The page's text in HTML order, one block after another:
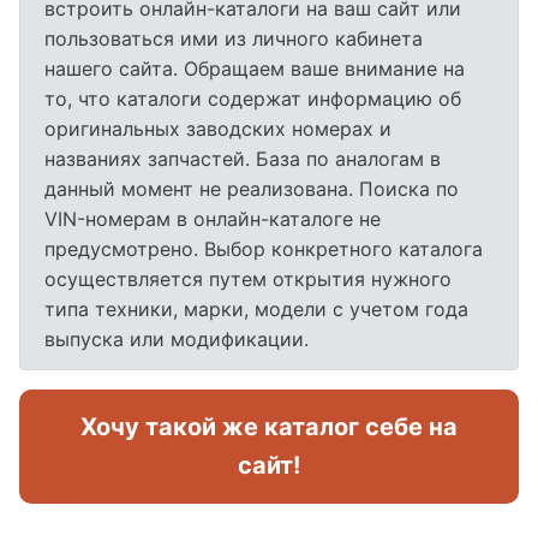
встроить онлайн-каталоги на ваш сайт или
пользоваться ими из личного кабинета
нашего сайта. Обращаем ваше внимание на
то, что каталоги содержат информацию об
оригинальных заводских номерах и
названиях запчастей. База по аналогам в
данный момент не реализована. Поиска по
VIN-номерам в онлайн-каталоге не
предусмотрено. Выбор конкретного каталога
осуществляется путем открытия нужного
типа техники, марки, модели с учетом года
выпуска или модификации.
Хочу такой же каталог себе на
сайт!